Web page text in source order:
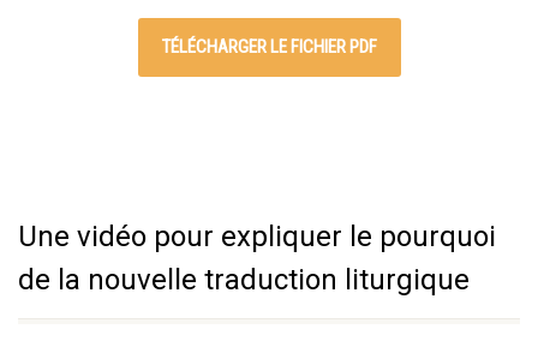
TÉLÉCHARGER LE FICHIER PDF
Une vidéo pour expliquer le pourquoi
de la nouvelle traduction liturgique